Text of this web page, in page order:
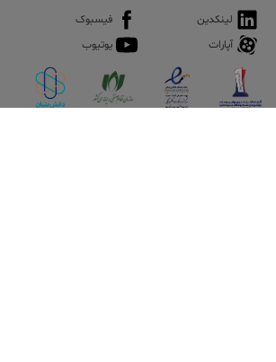
لینکدین
فیسبوک
آپارات یوتیوب